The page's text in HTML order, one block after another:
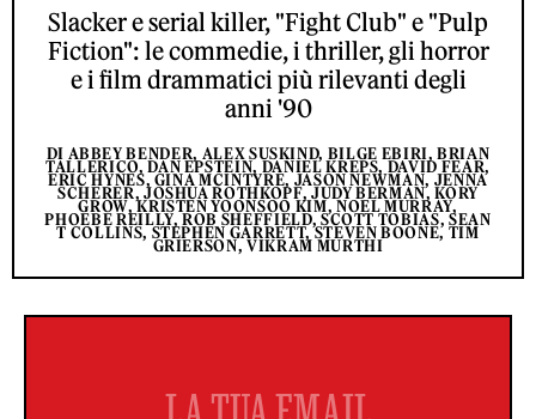
Slacker e serial killer, "Fight Club" e "Pulp
Fiction": le commedie, i thriller, gli horror
e i film drammatici più rilevanti degli
anni '90
DI ABBEY BENDER, ALEX SUSKIND, BILGE EBIRI, BRIAN
TALLERICO, DAN EPSTEIN, DANIEL KREPS, DAVID FEAR,
ERIC HYNES, GINA MCINTYRE, JASON NEWMAN, JENNA
SCHERER, JOSHUA ROTHKOPF, JUDY BERMAN, KORY
GROW, KRISTEN YOONSOO KIM, NOEL MURRAY,
PHOEBE REILLY, ROB SHEFFIELD, SCOTT TOBIAS, SEAN
T COLLINS, STEPHEN GARRETT, STEVEN BOONE, TIM
GRIERSON, VIKRAM MURTHI